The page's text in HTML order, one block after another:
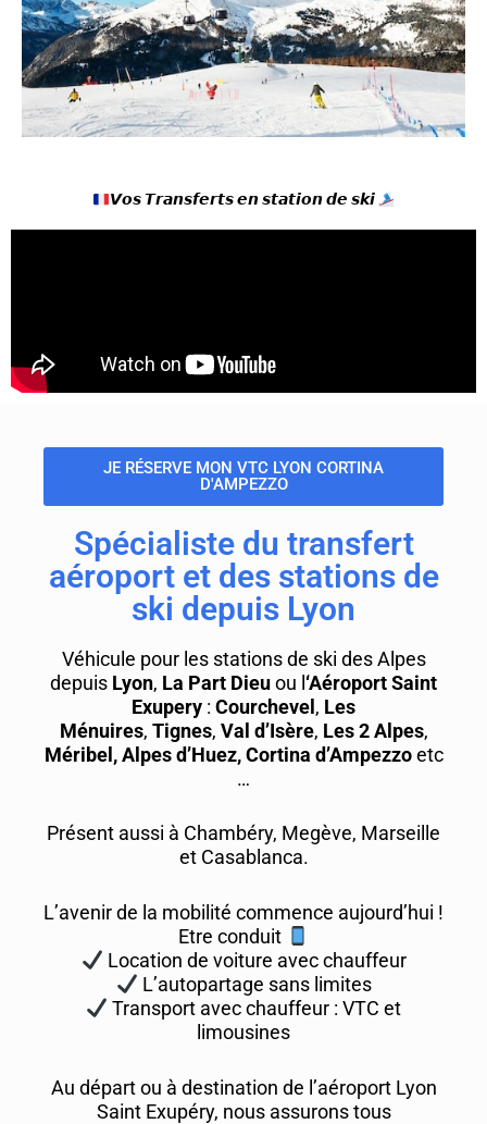
𝙑𝙤𝙨 𝙏𝙧𝙖𝙣𝙨𝙛𝙚𝙧𝙩𝙨 𝙚𝙣 𝙨𝙩𝙖𝙩𝙞𝙤𝙣 𝙙𝙚 𝙨𝙠𝙞
JE RÉSERVE MON VTC LYON CORTINA
D'AMPEZZO
Spécialiste du transfert
aéroport et des stations de
ski depuis Lyon
Véhicule pour les stations de ski des Alpes
depuis Lyon, La Part Dieuou l‘Aéroport Saint
Exupery : Courchevel, Les
Ménuires, Tignes, Val d’Isère, Les 2 Alpes,
Méribel, Alpes d’Huez, Cortina d’Ampezzoetc
…
Présent aussi à Chambéry, Megève, Marseille
et Casablanca.
L’avenir de la mobilité commence aujourd’hui !
Etre conduit
Location de voiture avec chauffeur
L’autopartage sans limites
Transport avec chauffeur : VTC et
limousines
Au départ ou à destination de l’aéroport Lyon
Saint Exupéry, nous assurons tous